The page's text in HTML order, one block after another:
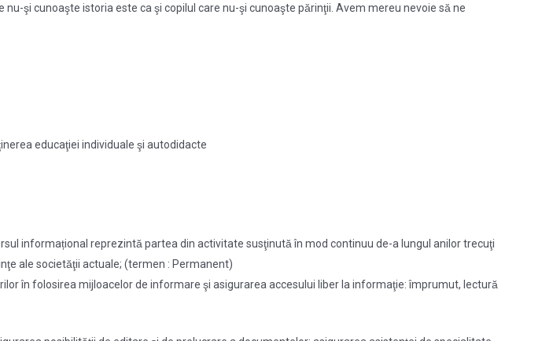
şi cunoaşte istoria este ca şi copilul care nu-şi cunoaşte părinţii. Avem mereu nevoie să ne
educaţiei individuale şi autodidacte
informațional reprezintă partea din activitate susţinută în mod continuu de-a lungul anilor trecuţi
ale societăţii actuale; (termen : Permanent)
în folosirea mijloacelor de informare şi asigurarea accesului liber la informaţie: împrumut, lectură